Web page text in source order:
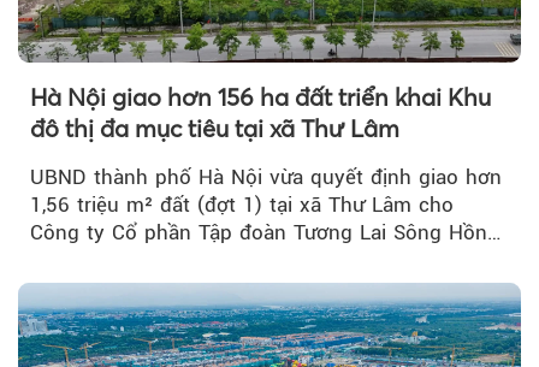
Hà Nội giao hơn 156 ha đất triển khai Khu
đô thị đa mục tiêu tại xã Thư Lâm
UBND thành phố Hà Nội vừa quyết định giao hơn
1,56 triệu m² đất (đợt 1) tại xã Thư Lâm cho
Công ty Cổ phần Tập đoàn Tương Lai Sông Hồng